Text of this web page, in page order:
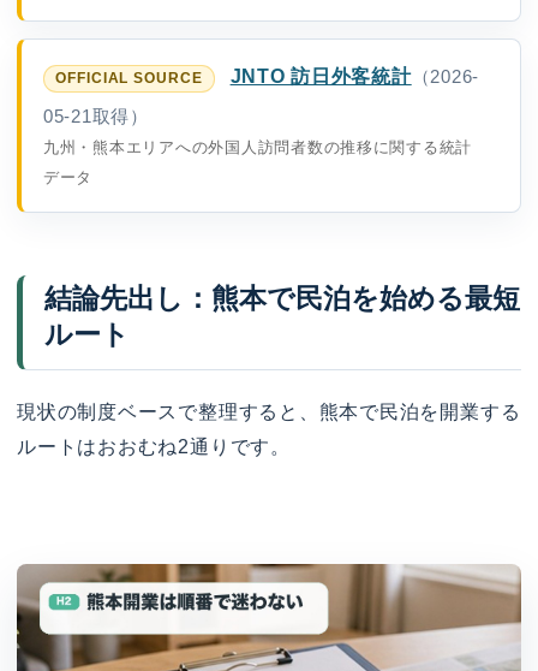
JNTO 訪日外客統計（2026-
05-21取得）
九州・熊本エリアへの外国人訪問者数の推移に関する統計
データ
結論先出し：熊本で民泊を始める最短
ルート
現状の制度ベースで整理すると、熊本で民泊を開業する
ルートはおおむね2通りです。